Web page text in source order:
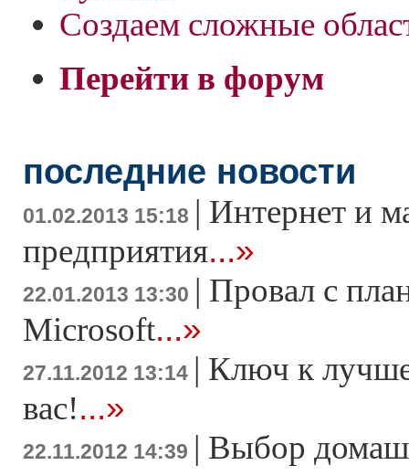
Создаем сложные
Перейти в форум
последние новости
01.02.2013 15:18 | Интернет и
предприятия...»
22.01.2013 13:30 | Провал с
Microsoft...»
27.11.2012 13:14 | Ключ к
вас!...»
22.11.2012 14:39 | Выбор